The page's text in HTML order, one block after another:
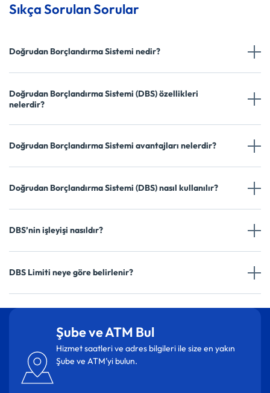
Sıkça Sorulan Sorular
Doğrudan Borçlandırma Sistemi nedir?
Doğrudan Borçlandırma Sistemi (DBS) özellikleri
nelerdir?
Doğrudan Borçlandırma Sistemi avantajları nelerdir?
Doğrudan Borçlandırma Sistemi (DBS) nasıl kullanılır?
DBS’nin işleyişi nasıldır?
DBS Limiti neye göre belirlenir?
Şube ve ATM Bul
Hizmet saatleri ve adres bilgileri ile size en yakın
Şube ve ATM’yi bulun.